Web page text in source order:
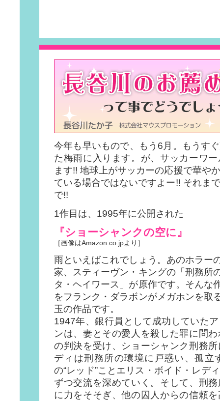
今年も早いもので、もう6月。もうす
た梅雨に入ります。が、サッカーワ
ます!! 地球上がサッカーの応援で華や
ている場合ではないですよー!! それま
で!!
1作目は、1995年に公開された
『ショーシャンクの空に』
［画像はAmazon.co.jpより］
雨といえばこれでしょう。あのホラー
家、スティーヴン・キングの「刑務所
タ・ヘイワース」が原作です。そんな
をフランク・ダラボンがメガホンを取
玉の作品です。
1947年、銀行員として成功していた
ンは、妻とその愛人を殺した罪に問
の判決を受け、ショーシャンク刑務
ディは刑務所の環境に戸惑い、孤立
の“レッド”ことエリス・ボイド・レデ
ずつ交流を深めていく。そして、刑
に力をそそぎ、他の囚人からの信頼